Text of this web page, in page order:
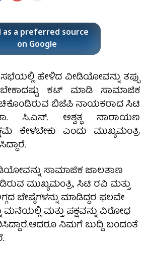
as a preferred source
on Google
ಹೇಳಿದ ವೀಡಿಯೋವನ್ನು ತಪ್ಪು
ಕಟ್ ಮಾಡಿ ಸಾಮಾಜಿಕ
ಬಿಜೆಪಿ ನಾಯಕರಾದ ಸಿಟಿ
ಸಿ.ಎನ್. ಅಶ್ವತ್ಥ ನಾರಾಯಣ
ಕೇಳಬೇಕು ಎಂದು ಮುಖ್ಯಮಂತ್ರಿ
ಸಾಮಾಜಿಕ ಜಾಲತಾಣ
ಮುಖ್ಯಮಂತ್ರಿ, ಸಿಟಿ ರವಿ ಮತ್ತು
ಚೇಷ್ಠೆಗಳನ್ನು ಮಾಡಿದ್ದರ ಫಲವೇ
ಮನೆಯಲ್ಲಿ‌ ಮತ್ತು ಪಕ್ಷವನ್ನು ವಿರೋಧ
ನಿಮಗೆ ಬುದ್ದಿ ಬಂದಂತೆ